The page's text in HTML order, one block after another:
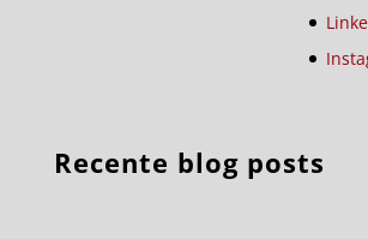
Recente blog posts